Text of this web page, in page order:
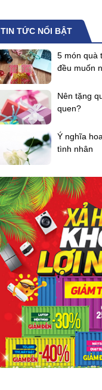
TIN TỨC NỔI BẬT
5 món quà
đều muốn
Nên tặng
quen?
Ý nghĩa
tình nhân